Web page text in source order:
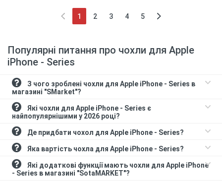
1
(current)
2 3 4 5
Популярні питання про чохли для Apple
iPhone - Series
магазині "SMarket"?
найпопулярнішими у 2026 році?
Де придбати чохол для Apple iPhone - Series?
Яка вартість чохла для Apple iPhone - Series?
- Series в магазині "SotaMARKET"?